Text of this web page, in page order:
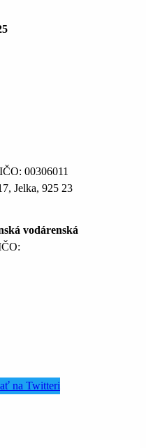
00306011
Jelka, 925 23
vodárenská